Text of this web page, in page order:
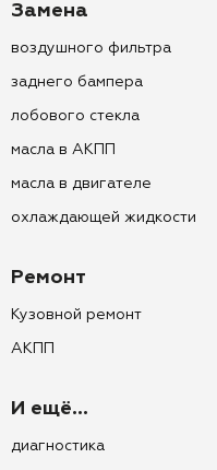
Замена
воздушного фильтра
заднего бампера
лобового стекла
масла в АКПП
масла в двигателе
охлаждающей жидкости
Ремонт
Кузовной ремонт
АКПП
И ещё...
диагностика